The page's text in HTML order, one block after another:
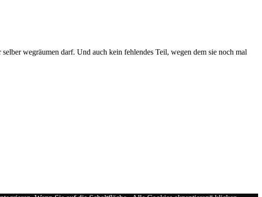
wegräumen darf. Und auch kein fehlendes Teil, wegen dem sie noch mal